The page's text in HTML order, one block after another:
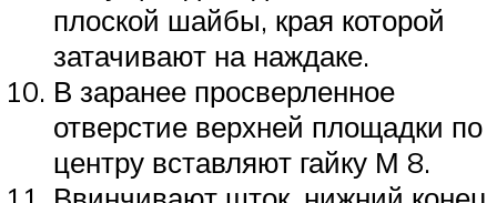
плоской шайбы, края которой
затачивают на наждаке.
В заранее просверленное
отверстие верхней площадки по
центру вставляют гайку М 8.